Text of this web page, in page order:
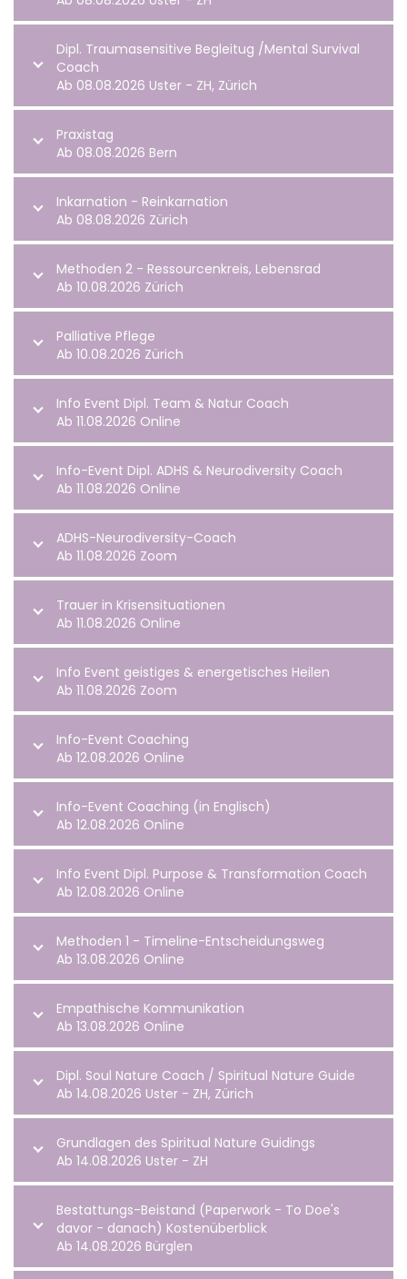
Dipl. Traumasensitive Begleitug /Mental Survival
Coach
Ab 08.08.2026 Uster - ZH, Zürich
Praxistag
Ab 08.08.2026 Bern
Inkarnation - Reinkarnation
Ab 08.08.2026 Zürich
Methoden 2 - Ressourcenkreis, Lebensrad
Ab 10.08.2026 Zürich
Palliative Pflege
Ab 10.08.2026 Zürich
Info Event Dipl. Team & Natur Coach
Ab 11.08.2026 Online
Info-Event Dipl. ADHS & Neurodiversity Coach
Ab 11.08.2026 Online
ADHS-Neurodiversity-Coach
Ab 11.08.2026 Zoom
Trauer in Krisensituationen
Ab 11.08.2026 Online
Info Event geistiges & energetisches Heilen
Ab 11.08.2026 Zoom
Info-Event Coaching
Ab 12.08.2026 Online
Info-Event Coaching (in Englisch)
Ab 12.08.2026 Online
Info Event Dipl. Purpose & Transformation Coach
Ab 12.08.2026 Online
Methoden 1 - Timeline-Entscheidungsweg
Ab 13.08.2026 Online
Empathische Kommunikation
Ab 13.08.2026 Online
Dipl. Soul Nature Coach / Spiritual Nature Guide
Ab 14.08.2026 Uster - ZH, Zürich
Grundlagen des Spiritual Nature Guidings
Ab 14.08.2026 Uster - ZH
Bestattungs-Beistand (Paperwork - To Doe's
davor - danach) Kostenüberblick
Ab 14.08.2026 Bürglen